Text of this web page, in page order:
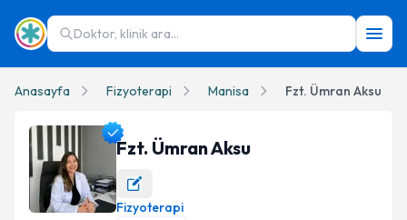
Doktor, klinik ara...
Anasayfa Fizyoterapi Manisa Fzt. Ümran Aksu
Fzt. Ümran Aksu
Fizyoterapi